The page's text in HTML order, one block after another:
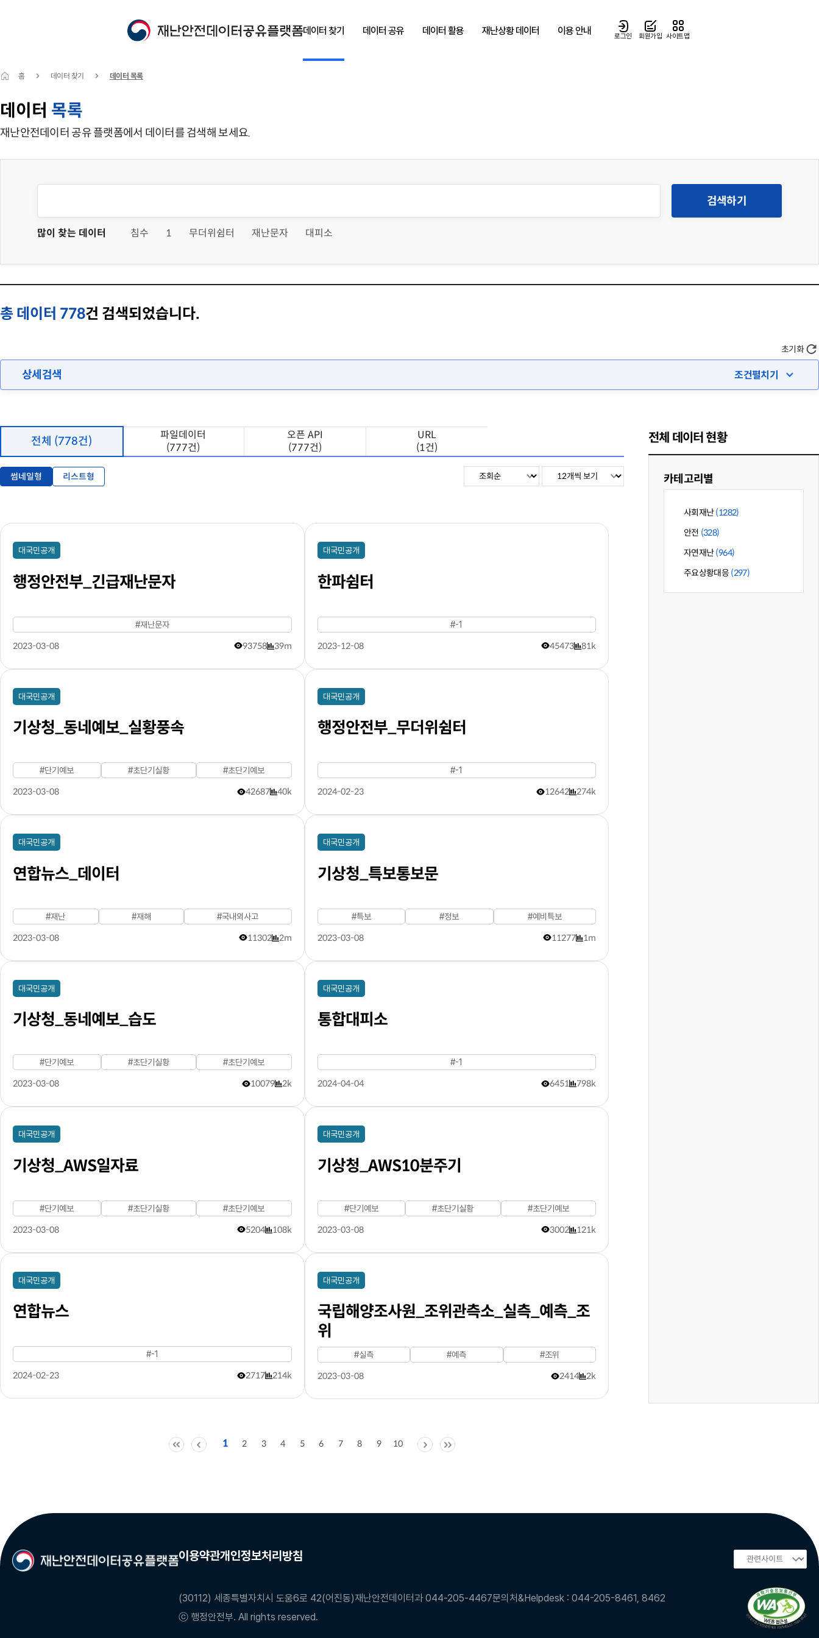
데이터 찾기 데이터 공유 데이터 활용 재난상황 데이터 이용 안내 로그인 회원가입 사이트맵
홈 데이터 찾기 데이터 목록
데이터 목록
재난안전데이터 공유 플랫폼에서 데이터를 검색해 보세요.
검색하기
많이 찾는 데이터 침수 1 무더위쉼터 재난문자 대피소
총 데이터 778건 검색되었습니다.
초기화
상세검색 조건펼치기
전체 데이터 현황
카테고리별
사회재난(1282)
안전 (328)
자연재난(964)
주요상황대응 (297)
전체 (778건)
파일데이터
(777건)
오픈 API
(777건)
URL
(1건)
썸네일형 리스트형
대국민공개
행정안전부_긴급재난문자
#재난문자
2023-03-08 93758 39m
대국민공개
한파쉼터
#-1
2023-12-08 45473 81k
대국민공개
기상청_동네예보_실황풍속
#단기예보 #초단기실황 #초단기예보
2023-03-08 42687 40k
대국민공개
행정안전부_무더위쉼터
#-1
2024-02-23 12642 274k
대국민공개
연합뉴스_데이터
#재난 #재해 #국내외사고
2023-03-08 11302 2m
대국민공개
기상청_특보통보문
#특보 #정보 #예비특보
2023-03-08 11277 1m
대국민공개
기상청_동네예보_습도
#단기예보 #초단기실황 #초단기예보
2023-03-08 10079 2k
대국민공개
통합대피소
#-1
2024-04-04 6451 798k
대국민공개
기상청_AWS일자료
#단기예보 #초단기실황 #초단기예보
2023-03-08 5204 108k
대국민공개
기상청_AWS10분주기
#단기예보 #초단기실황 #초단기예보
2023-03-08 3002 121k
대국민공개
연합뉴스
#-1
2024-02-23 2717 214k
대국민공개
국립해양조사원_조위관측소_실측_예측_조
위
#실측 #예측 #조위
2023-03-08 2414 2k
1 2 3 4 5 6 7 8 9 10
이용약관개인정보처리방침
(30112) 세종특별자치시 도움6로 42(어진동)재난안전데이터과 044-205-4467문의처&Helpdesk : 044-205-8461, 8462
ⓒ 행정안전부. All rights reserved.